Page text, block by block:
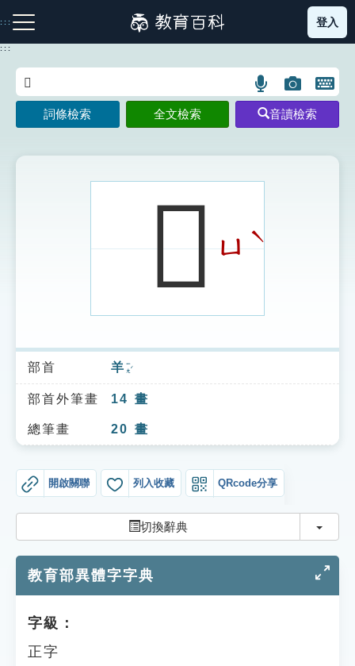
到
主
:::
注音索引圖示 筆畫索引圖示 部首索引表圖示
索引選單
知識索引
單字索引
貓頭鷹博士
登入
:::
語
言
搜
示
圖
片
搜
開
鍵
圖
詞條檢索 全文檢索 音讀檢索
𦏜ㄩ ˋ
部首 羊 ㄧㄤˊ
部首外筆畫 14 畫
總筆畫 20 畫
開啟關聯 列入收藏 QRcode分享
切換辭典 切換
教育部異體字字典
字級：
正字